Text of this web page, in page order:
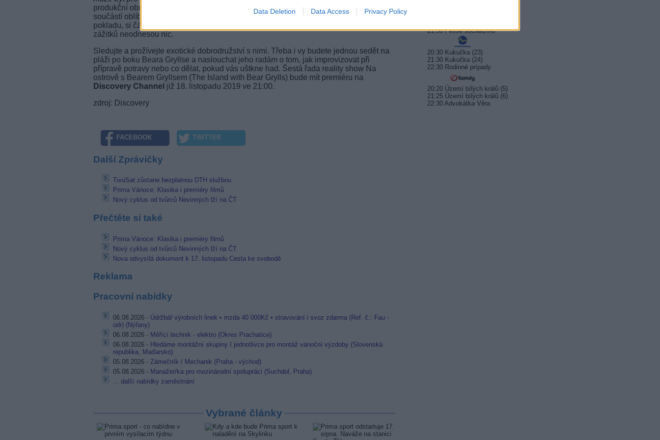
Data Deletion Data Access Privacy Policy
produkční obměnu dosavadního formátu. Vztahy ve skupině ale zůstávají nedílnou
součástí oblíbené reality show - ti, kteří vydrží dost dlouho na to, aby stanuli u objevu
pokladu, si částku rozdělí rovným dílem. Naopak ti, kteří to vzdají předčasně, si kromě
zážitků neodnesou nic.
Sledujte a prožívejte exotické dobrodružství s nimi. Třeba i vy budete jednou sedět na
pláži po boku Beara Gryllse a naslouchat jeho radám o tom, jak improvizovat při
přípravě potravy nebo co dělat, pokud vás uštkne had. Šestá řada reality show Na
ostrově s Bearem Gryllsem (The Island with Bear Grylls) bude mít premiéru na
Discovery Channel již 18. listopadu 2019 ve 21:00.
zdroj: Discovery
FACEBOOK TWITTER
Další Zprávičky
TivúSat zůstane bezplatnou DTH službou
Prima Vánoce: Klasika i premiéry filmů
Nový cyklus od tvůrců Nevinných lží na ČT
Přečtěte si také
Prima Vánoce: Klasika i premiéry filmů
Nový cyklus od tvůrců Nevinných lží na ČT
Nova odvysílá dokument k 17. listopadu Cesta ke svobodě
Reklama
Pracovní nabídky
06.08.2026 - Údržbář výrobních linek • mzda 40 000Kč • stravování i svoz zdarma (Ref. č.: Fau -
údr) (Nýřany)
06.08.2026 - Měřící technik - elektro (Okres Prachatice)
06.08.2026 - Hledáme montážní skupiny I jednotlivce pro montáž vánoční výzdoby (Slovenská
republika, Maďarsko)
05.08.2026 - Zámečník / Mechanik (Praha - východ)
05.08.2026 - Manažer/ka pro mezinárodní spolupráci (Suchdol, Praha)
... další nabídky zaměstnání
Vybrané články
21:50 Fetiše socializmu
20:30 Kukučka (23)
21:30 Kukučka (24)
22:30 Rodinné prípady
20:20 Území bílých králů (5)
21:25 Území bílých králů (6)
22:30 Advokátka Věra